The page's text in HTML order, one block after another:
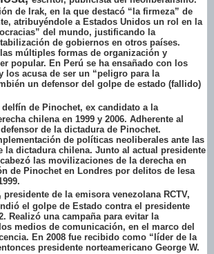
de Irak, en la que destacó “la firmeza” de
atribuyéndole a Estados Unidos un rol en la
del mundo, justificando la
de gobiernos en otros países.
múltiples formas de organización y
popular. En Perú se ha ensañado con los
los acusa de ser un “peligro para la
un defensor del golpe de estado (fallido)
delfín de Pinochet, ex candidato a la
chilena en 1999 y 2006. Adherente al
de la dictadura de Pinochet.
de políticas neoliberales ante las
la dictadura chilena. Junto al actual presidente
las movilizaciones de la derecha en
de Pinochet en Londres por delitos de lesa
presidente de la emisora venezolana RCTV,
el golpe de Estado contra el presidente
Realizó una campaña para evitar la
medios de comunicación, en el marco del
En 2008 fue recibido como “líder de la
presidente norteamericano George W.